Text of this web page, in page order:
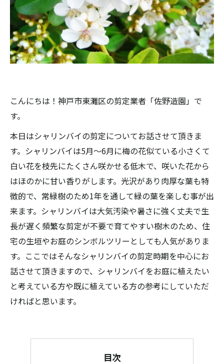
こんにちは！神戸市東灘区の剪定業者「佐野造園」で
す。
本日はシャリンバイの剪定についてお話させて頂きま
す。シャリンバイは5月～6月に梅の花似ている小さくて
白い花を枝先にたくさん咲かせる低木で、咲いた花から
はほのかに甘い香りがします。光沢があり肉厚な葉も特
徴的で、常緑樹のため1年を通して緑の葉を楽しむ事が出
来ます。シャリンバイは大気汚染や暑さに強く丈夫で生
長が遅く頻繁な剪定が不要で育てやすい樹木のため、住
宅の生垣やお庭のシンボルツリーとしても人気がありま
す。ここではそんなシャリンバイの剪定時期を中心にお
話させて頂きますので、シャリンバイをお庭に植えたい
と考えている方や既に植えている方の参考にしていただ
ければと思います。
目次